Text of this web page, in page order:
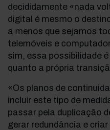
decididamente «nada
digital é mesmo o
a menos que sejamos
telemóveis e
sim, essa possibilidade
quanto a própria
«Os planos de
incluir este tipo de
passar pela duplicação
gerar redundância e